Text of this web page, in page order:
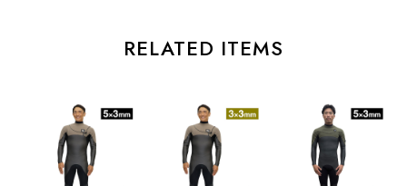
RELATED ITEMS